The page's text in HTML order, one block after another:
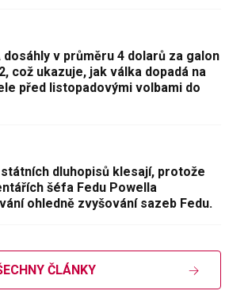
dosáhly v průměru 4 dolarů za galon
což ukazuje, jak válka dopadá na
před listopadovými volbami do
dluhopisů klesají, protože
šéfa Fedu Powella
ohledně zvyšování sazeb Fedu.
ČLÁNKY